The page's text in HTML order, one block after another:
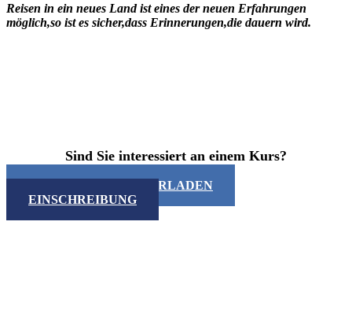
Reisen in ein neues Land ist eines der neuen Erfahrungen
möglich,so ist es sicher,dass Erinnerungen,die dauern wird.
Sind Sie interessiert an einem Kurs?
KATALOG HERUNTERLADEN
EINSCHREIBUNG